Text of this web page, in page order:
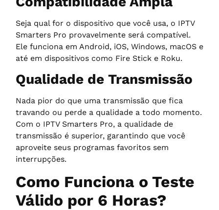
Seja qual for o dispositivo que você usa, o IPTV
Smarters Pro provavelmente será compatível.
Ele funciona em Android, iOS, Windows, macOS e
até em dispositivos como Fire Stick e Roku.
Qualidade de Transmissão
Nada pior do que uma transmissão que fica
travando ou perde a qualidade a todo momento.
Com o IPTV Smarters Pro, a qualidade de
transmissão é superior, garantindo que você
aproveite seus programas favoritos sem
interrupções.
Como Funciona o Teste
Válido por 6 Horas?